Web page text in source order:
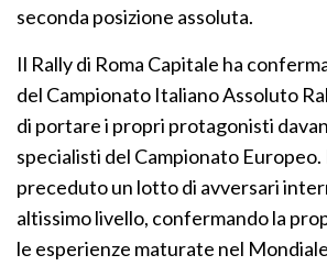
seconda posizione assoluta.
Il Rally di Roma Capitale ha
del Campionato Italiano Assoluto
di portare i propri protagonisti
specialisti del Campionato
preceduto un lotto di avversari
altissimo livello, confermando la
le esperienze maturate nel